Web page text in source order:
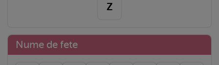
Z
Nume de fete